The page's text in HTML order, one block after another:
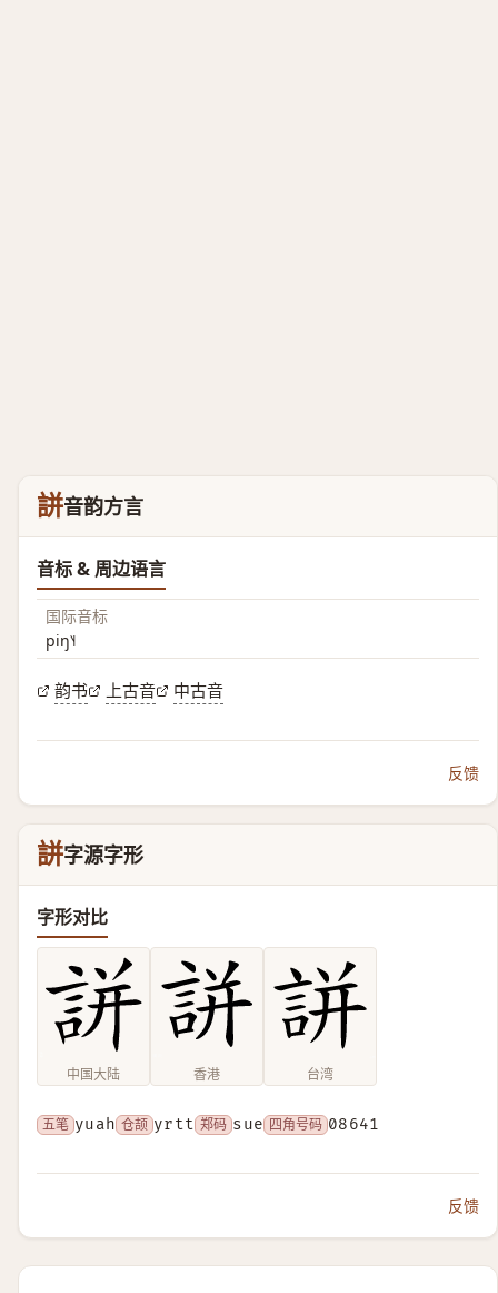
誁音韵方言
音标 & 周边语言
国际音标
piŋ˥˧
韵书 上古音 中古音
反馈
誁字源字形
字形对比
中国大陆 香港 台湾
五笔 yuah 仓颉 yrtt 郑码 sue 四角号码 08641
反馈